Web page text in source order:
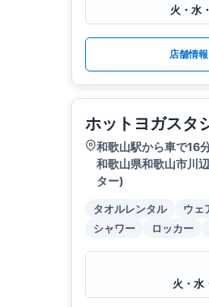
火・水
店舗情報
ホットヨガスタ
和歌山駅から車で16
和歌山県和歌山市川
ター)
タオルレンタル ウェ
シャワー
ロッカー
火・